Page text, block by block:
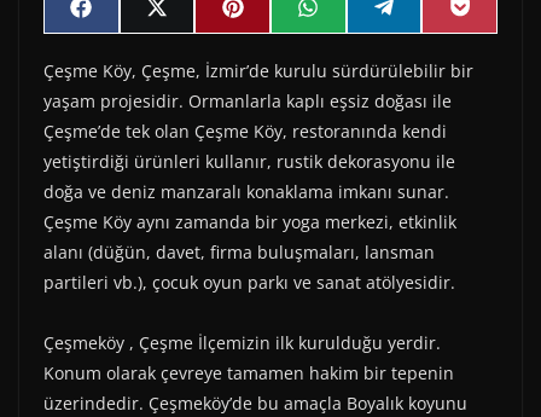
Share
on
F
a
e
b
o
o
k
Share
on
X
(
w
i
t
t
e
r
)
Share
on
P
i
t
e
r
e
s
t
Share
on
W
h
t
s
A
p
p
Share
on
e
e
g
r
a
m
Share
on
P
o
k
Çeşme Köy, Çeşme, İzmir’de kurulu sürdürülebilir bir
yaşam projesidir. Ormanlarla kaplı eşsiz doğası ile
Çeşme’de tek olan Çeşme Köy, restoranında kendi
yetiştirdiği ürünleri kullanır, rustik dekorasyonu ile
doğa ve deniz manzaralı konaklama imkanı sunar.
Çeşme Köy aynı zamanda bir yoga merkezi, etkinlik
alanı (düğün, davet, firma buluşmaları, lansman
partileri vb.), çocuk oyun parkı ve sanat atölyesidir.
Çeşmeköy , Çeşme İlçemizin ilk kurulduğu yerdir.
Konum olarak çevreye tamamen hakim bir tepenin
üzerindedir. Çeşmeköy’de bu amaçla Boyalık koyunu